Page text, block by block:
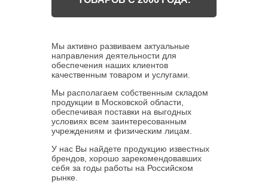
Мы активно развиваем актуальные
направления деятельности для
обеспечения наших клиентов
качественным товаром и услугами.
Мы располагаем собственным складом
продукции в Московской области,
обеспечивая поставки на выгодных
условиях всем заинтересованным
учреждениям и физическим лицам.
У нас Вы найдете продукцию известных
брендов, хорошо зарекомендовавших
себя за годы работы на Российском
рынке.